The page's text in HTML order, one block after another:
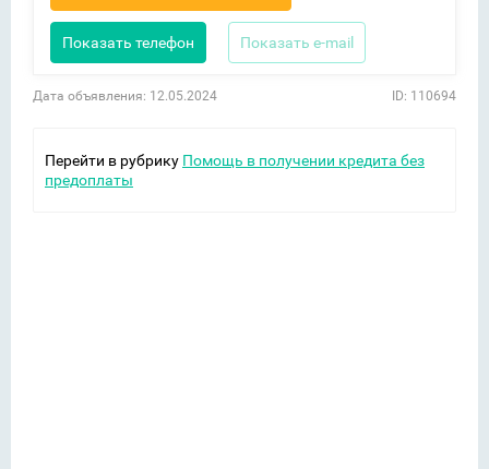
Показать телефон Показать e-mail
Дата объявления: 12.05.2024 ID: 110694
Перейти в рубрику Помощь в получении кредита без
предоплаты